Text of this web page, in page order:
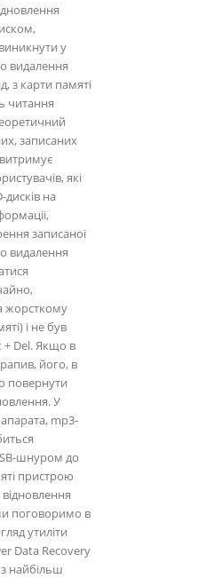
у
видалення
з карти памяті
читання
записаних
витримує
які
дисків на
записаної
видалення
жорсткому
і не був
+ Del. Якщо в
його, в
повернути
У
mp3-
шнуром до
пристрою
поговоримо в
утиліти
Data Recovery
найбільш